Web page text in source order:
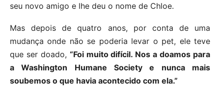
seu novo amigo e lhe deu o nome de Chloe.
Mas depois de quatro anos, por conta de uma
mudança onde não se poderia levar o pet, ele teve
que ser doado, “Foi muito difícil. Nos a doamos para
a Washington Humane Society e nunca mais
soubemos o que havia acontecido com ela.”